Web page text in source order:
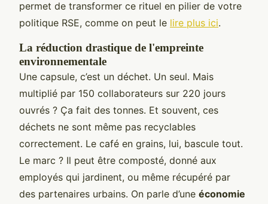
permet de transformer ce rituel en pilier de votre
politique RSE, comme on peut le lire plus ici.
La réduction drastique de l'empreinte
environnementale
Une capsule, c’est un déchet. Un seul. Mais
multiplié par 150 collaborateurs sur 220 jours
ouvrés ? Ça fait des tonnes. Et souvent, ces
déchets ne sont même pas recyclables
correctement. Le café en grains, lui, bascule tout.
Le marc ? Il peut être composté, donné aux
employés qui jardinent, ou même récupéré par
des partenaires urbains. On parle d’une économie